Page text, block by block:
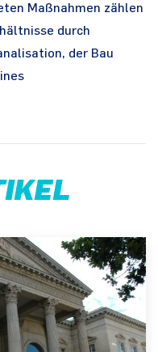
Maßnahmen zählen
durch
der Bau